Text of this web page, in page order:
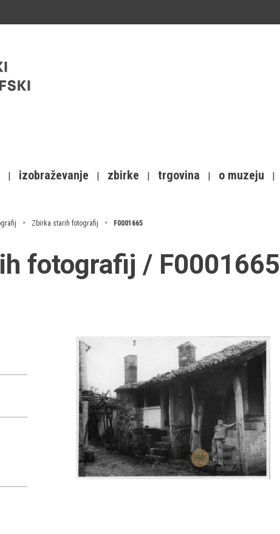
izobraževanje zbirke trgovina o muzeju
Zbirka starih fotografij F0001665
fotografij / F0001665